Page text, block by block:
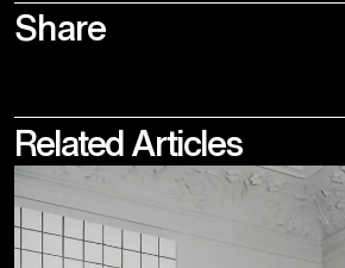
Share
Related Articles